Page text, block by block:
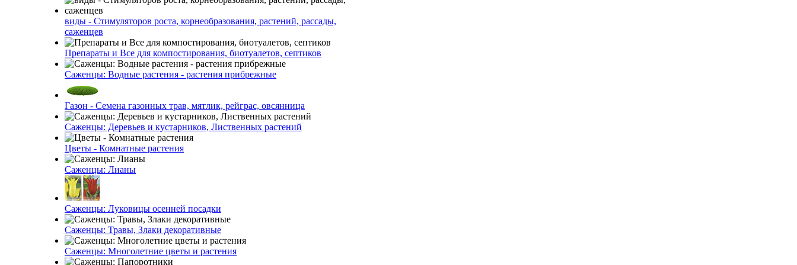
виды - Стимуляторов роста, корнеобразования, растений, рассады,
саженцев
Препараты и Все для компостирования, биотуалетов, септиков
Саженцы: Водные растения - растения прибрежные
Газон - Семена газонных трав, мятлик, рейграс, овсянница
Саженцы: Деревьев и кустарников, Лиственных растений
Цветы - Комнатные растения
Саженцы: Лианы
Саженцы: Луковицы осенней посадки
Саженцы: Травы, Злаки декоративные
Саженцы: Многолетние цветы и растения